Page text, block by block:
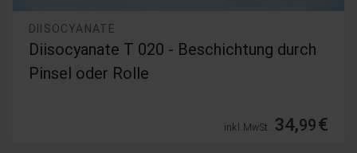
020 - Beschichtung durch
Diisocyanate